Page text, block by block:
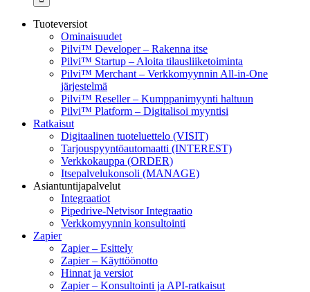
Tuoteversiot
Ominaisuudet
Pilvi™ Developer – Rakenna itse
Pilvi™ Startup – Aloita tilausliiketoiminta
Pilvi™ Merchant – Verkkomyynnin All-in-One
järjestelmä
Pilvi™ Reseller – Kumppanimyynti haltuun
Pilvi™ Platform – Digitalisoi myyntisi
Ratkaisut
Digitaalinen tuoteluettelo (VISIT)
Tarjouspyyntöautomaatti (INTEREST)
Verkkokauppa (ORDER)
Itsepalvelukonsoli (MANAGE)
Asiantuntijapalvelut
Integraatiot
Pipedrive-Netvisor Integraatio
Verkkomyynnin konsultointi
Zapier
Zapier – Esittely
Zapier – Käyttöönotto
Hinnat ja versiot
Zapier – Konsultointi ja API-ratkaisut